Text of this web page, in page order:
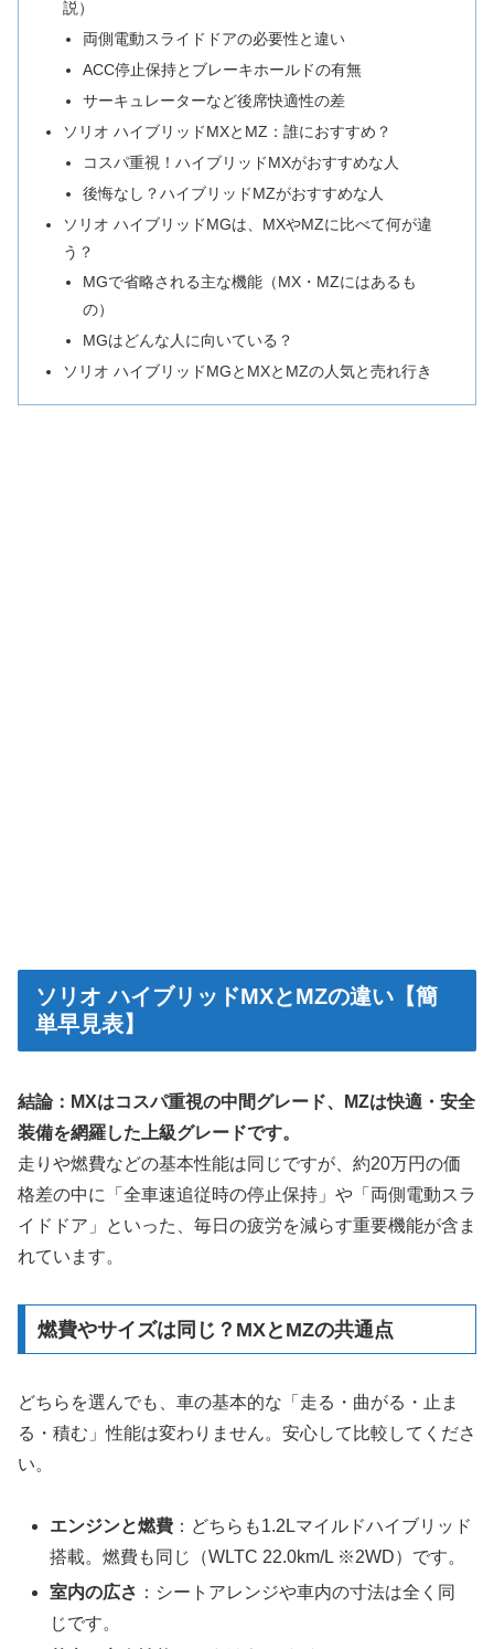
説）
両側電動スライドドアの必要性と違い
ACC停止保持とブレーキホールドの有無
サーキュレーターなど後席快適性の差
ソリオ ハイブリッドMXとMZ：誰におすすめ？
コスパ重視！ハイブリッドMXがおすすめな人
後悔なし？ハイブリッドMZがおすすめな人
ソリオ ハイブリッドMGは、MXやMZに比べて何が違
う？
MGで省略される主な機能（MX・MZにはあるも
の）
MGはどんな人に向いている？
ソリオ ハイブリッドMGとMXとMZの人気と売れ行き
ソリオ ハイブリッドMXとMZの違い【簡
単早見表】
結論：MXはコスパ重視の中間グレード、MZは快適・安全
装備を網羅した上級グレードです。
走りや燃費などの基本性能は同じですが、約20万円の価
格差の中に「全車速追従時の停止保持」や「両側電動スラ
イドドア」といった、毎日の疲労を減らす重要機能が含ま
れています。
燃費やサイズは同じ？MXとMZの共通点
どちらを選んでも、車の基本的な「走る・曲がる・止ま
る・積む」性能は変わりません。安心して比較してくださ
い。
エンジンと燃費 ：どちらも1.2Lマイルドハイブリッド
搭載。燃費も同じ（WLTC 22.0km/L ※2WD）です。
室内の広さ ：シートアレンジや車内の寸法は全く同
じです。